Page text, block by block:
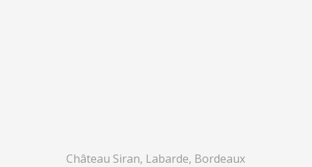
Château Siran, Labarde, Bordeaux